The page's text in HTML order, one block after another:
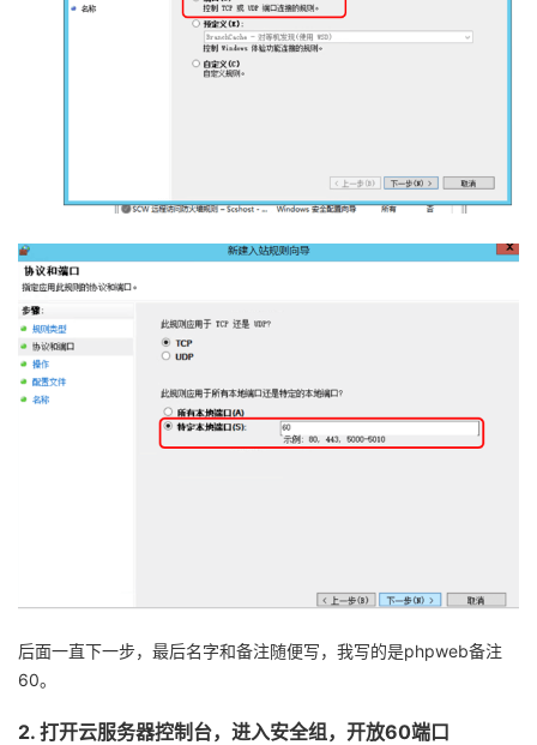
后面一直下一步，最后名字和备注随便写，我写的是phpweb备注
60。
2. 打开云服务器控制台，进入安全组，开放60端口